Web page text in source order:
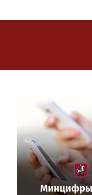
Минцифры